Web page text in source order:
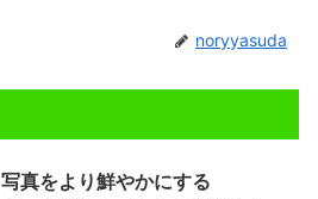
noryyasuda
写真をより鮮やかにする